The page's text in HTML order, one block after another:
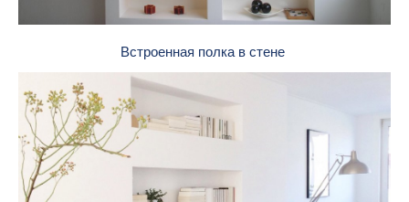
Встроенная полка в стене